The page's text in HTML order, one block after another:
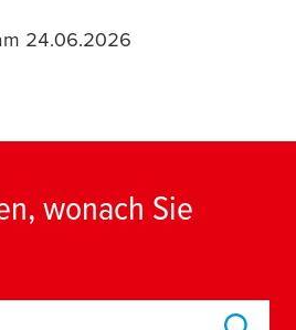
24.06.2026
wonach Sie